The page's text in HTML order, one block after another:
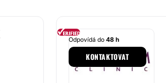
Odpovídá do 48 h
KONTAKTOVAT